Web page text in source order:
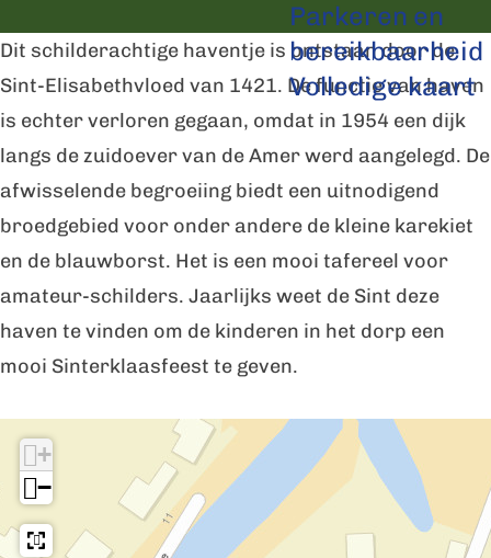
Parkeren en
bereikbaarheid
Volledige kaart
i
s
t
o
r
i
s
c
h
H
e
n
t
r
H
i
s
t
o
r
i
s
c
v
Dit schilderachtige haventje is ontstaan door de
Sint-Elisabethvloed van 1421. De functie van haven
is echter verloren gegaan, omdat in 1954 een dijk
langs de zuidoever van de Amer werd aangelegd. De
afwisselende begroeiing biedt een uitnodigend
broedgebied voor onder andere de kleine karekiet
en de blauwborst. Het is een mooi tafereel voor
amateur-schilders. Jaarlijks weet de Sint deze
haven te vinden om de kinderen in het dorp een
mooi Sinterklaasfeest te geven.
e
+
−